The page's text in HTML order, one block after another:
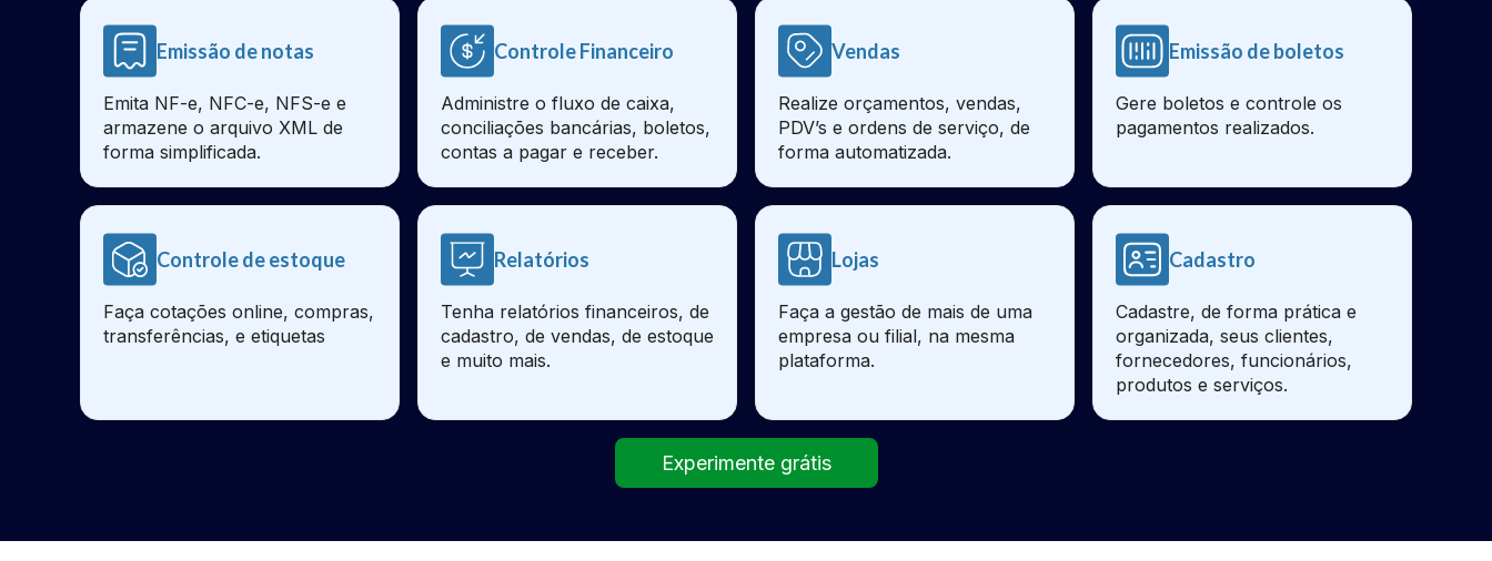
Emissão de notas
Emita NF-e, NFC-e, NFS-e e
armazene o arquivo XML de
forma simplificada.
Controle Financeiro
Administre o fluxo de caixa,
conciliações bancárias, boletos,
contas a pagar e receber.
Vendas
Realize orçamentos, vendas,
PDV’s e ordens de serviço, de
forma automatizada.
Emissão de boletos
Gere boletos e controle os
pagamentos realizados.
Controle de estoque
Faça cotações online, compras,
transferências, e etiquetas
Relatórios
Tenha relatórios financeiros, de
cadastro, de vendas, de estoque
e muito mais.
Lojas
Faça a gestão de mais de uma
empresa ou filial, na mesma
plataforma.
Cadastro
Cadastre, de forma prática e
organizada, seus clientes,
fornecedores, funcionários,
produtos e serviços.
Experimente grátis